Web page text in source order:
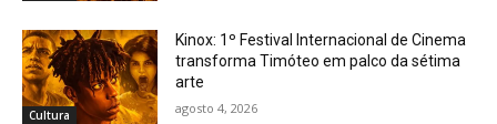
Cultura
Kinox: 1º Festival Internacional de Cinema
transforma Timóteo em palco da sétima
arte
agosto 4, 2026